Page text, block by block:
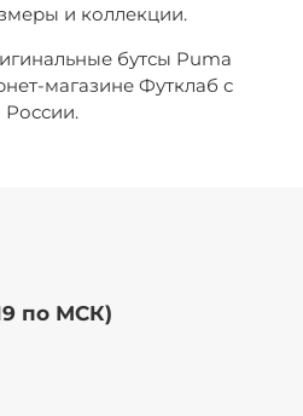
и коллекции.
бутсы Puma
магазине Футклаб с
по МСК)